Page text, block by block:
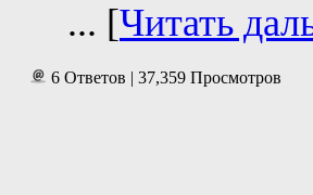
... [Читать
6 Ответов | 37,359 Просмотров